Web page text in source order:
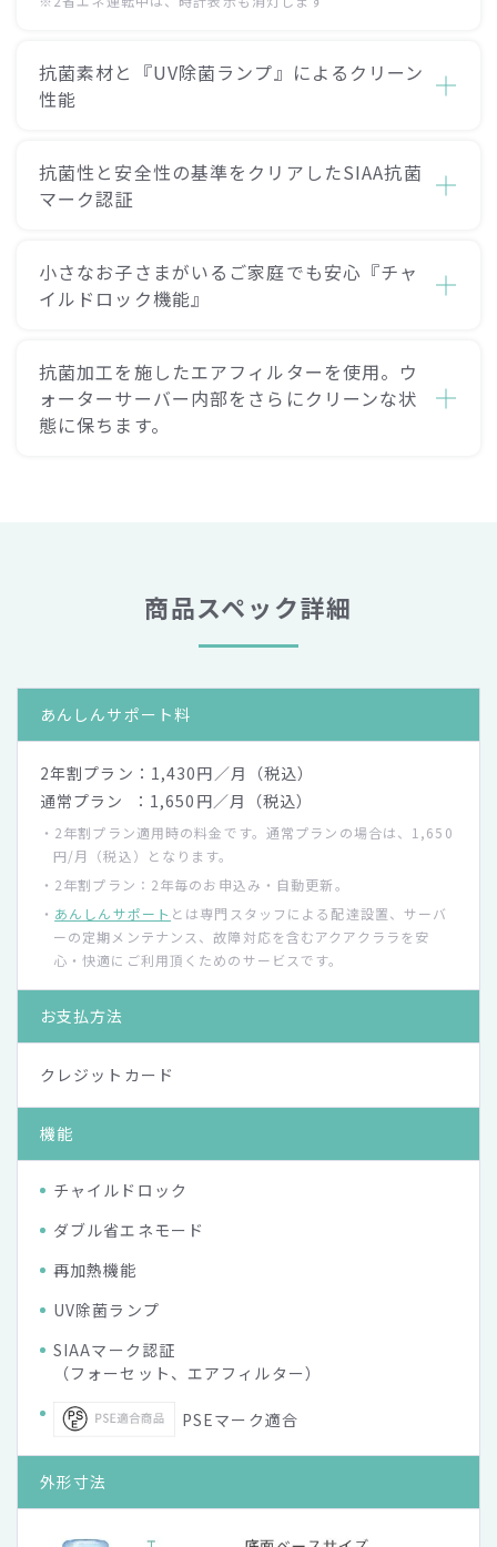
抗菌素材と『UV除菌ランプ』によるクリーン
性能
抗菌性と安全性の基準をクリアしたSIAA抗菌
マーク認証
小さなお子さまがいるご家庭でも安心『チャ
イルドロック機能』
抗菌加工を施したエアフィルターを使用。 ウ
ォーターサーバー内部をさらにクリーンな状
態に保ちます。
商品スペック詳細
あんしんサポート料
2年割プラン：1,430円／月（税込）
通常プラン ：1,650円／月（税込）
・2年割プラン適用時の料金です。通常プランの場合は、1,650
円/月（税込）となります。
・2年割プラン：2年毎のお申込み・自動更新。
・ あんしんサポート とは専門スタッフによる配達設置、サーバ
ーの定期メンテナンス、故障対応を含むアクアクララを安
心・快適にご利用頂くためのサービスです。
お支払方法
クレジットカード
機能
チャイルドロック
ダブル省エネモード
再加熱機能
UV除菌ランプ
SIAAマーク認証
（フォーセット、エアフィルター）
PSEマーク適合
外形寸法